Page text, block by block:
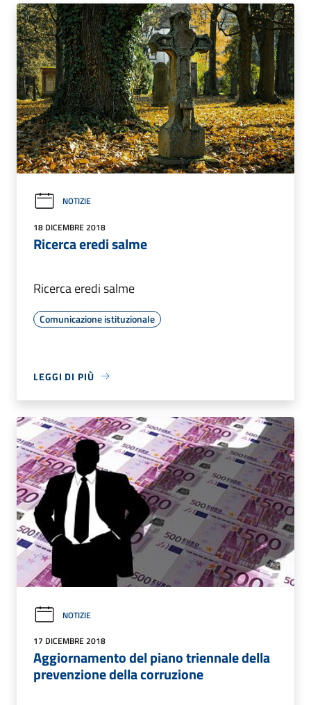
NOTIZIE
18 DICEMBRE 2018
Ricerca eredi salme
Ricerca eredi salme
Comunicazione istituzionale
LEGGI DI PIÙ
NOTIZIE
17 DICEMBRE 2018
Aggiornamento del piano triennale della
prevenzione della corruzione